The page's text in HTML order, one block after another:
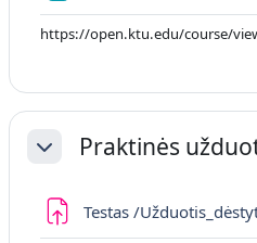
https://open.ktu.edu/course/
SavērstPraktinės
Testas /